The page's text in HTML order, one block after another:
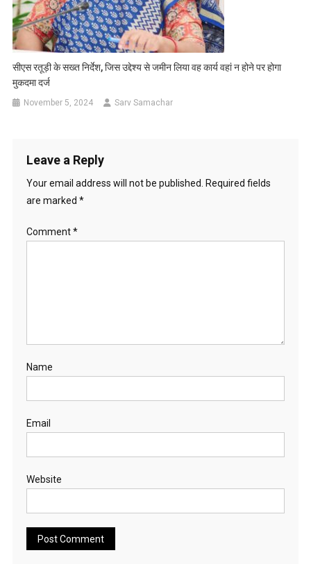
सीएस रतूड़ी के सख्त निर्देश, जिस उद्देश्य से जमीन लिया वह कार्य वहां न होने पर होगा
मुकदमा दर्ज
November 5, 2024 Sarv Samachar
Leave a Reply
Your email address will not be published.
Required fields
are marked *
Comment*
Name
Email
Website